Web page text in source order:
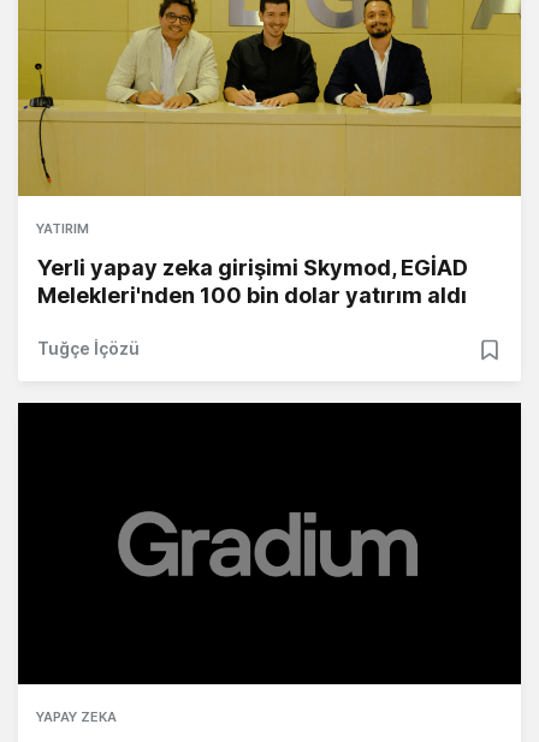
YATIRIM
Yerli yapay zeka girişimi Skymod, EGİAD
Melekleri'nden 100 bin dolar yatırım aldı
Tuğçe İçözü
YAPAY ZEKA